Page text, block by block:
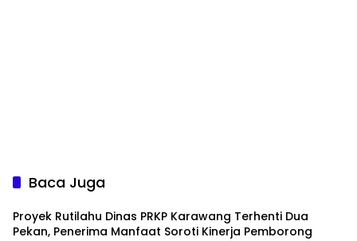
Baca Juga
Proyek Rutilahu Dinas PRKP Karawang Terhenti Dua
Pekan, Penerima Manfaat Soroti Kinerja Pemborong